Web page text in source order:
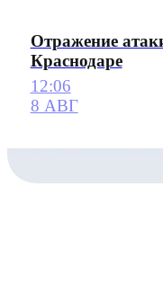
Отражение
Краснодаре
12:06
8 АВГ